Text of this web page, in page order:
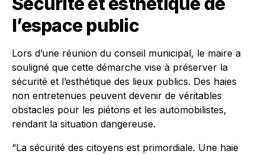
l’espace public
Lors d’une réunion du conseil municipal, le maire a
souligné que cette démarche vise à préserver la
sécurité et l’esthétique des lieux publics. Des haies
non entretenues peuvent devenir de véritables
obstacles pour les piétons et les automobilistes,
rendant la situation dangereuse.
“La sécurité des citoyens est primordiale. Une haie